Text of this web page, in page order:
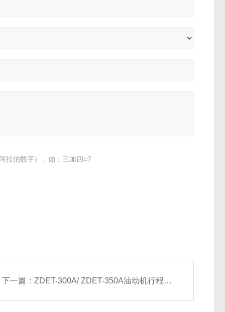
拉伯数字），如：三加四=7
下一篇： ZDET-300A/ ZDET-350A油动机行程位移传感器春辉集团（生产厂家）